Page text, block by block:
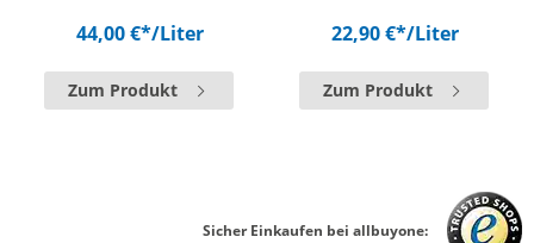
44,00 €*/Liter
Zum Produkt
22,90 €*/Liter
Zum Produkt
Sicher Einkaufen bei allbuyone: